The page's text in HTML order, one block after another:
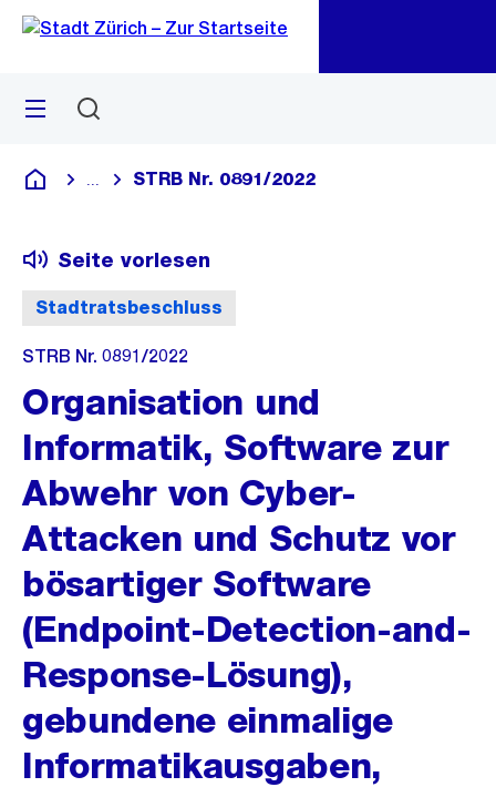
Navigation
Sprunglink
Menü
Deutsch
Blende alle Breadcrumbs ein
STRB Nr. 0891/2022
Stadtratsbeschluss
Seite vorlesen
STRB Nr. 0891/2022
Organisation und
Informatik, Software zur
Abwehr von Cyber-
Attacken und Schutz vor
bösartiger Software
(Endpoint-Detection-and-
Response-Lösung),
gebundene einmalige
Informatikausgaben,